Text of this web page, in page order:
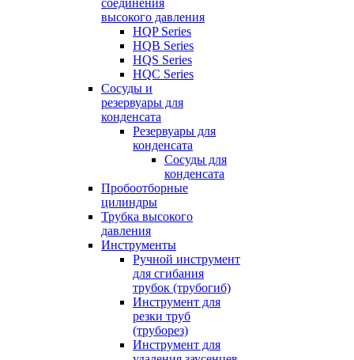
соединения
высокого давления
HQP Series
HQB Series
HQS Series
HQC Series
Сосуды и
резервуары для
конденсата
Резервуары для
конденсата
Сосуды для
конденсата
Пробоотборные
цилиндры
Трубка высокого
давления
Инструменты
Ручной инструмент
для сгибания
трубок (трубогиб)
Инструмент для
резки труб
(труборез)
Инструмент для